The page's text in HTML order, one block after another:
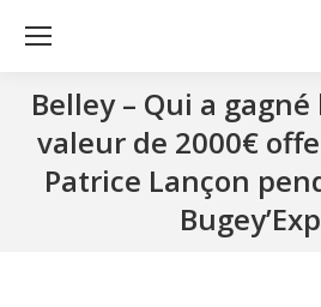
Belley – Qui a
valeur de 2000€
Patrice Lançon